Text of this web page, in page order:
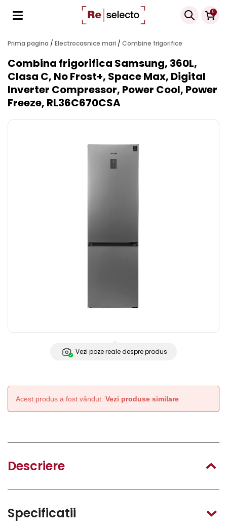
0
Products
search
Prima pagina / Electrocasnice mari / Combine frigorifice
Combina frigorifica Samsung, 360L,
Clasa C, No Frost+, Space Max, Digital
Inverter Compressor, Power Cool, Power
Freeze, RL36C670CSA
Vezi poze reale despre produs
Acest produs a fost vândut. Vezi produse similare
Descriere
Specificatii